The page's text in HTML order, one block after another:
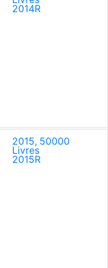
2014R
2015, 50000
Livres
2015R